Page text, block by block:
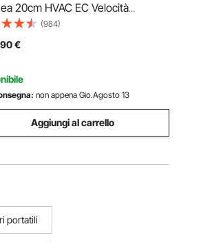
20cm HVAC EC Velocità
Ventola di Aspirazione a
in Linea Potenza Nominale
giri/min Rumore a 39 dB,
Estrazione Aria
(984)
90€
non appena Gio.Agosto 13
Aggiungi al carrello
portatili